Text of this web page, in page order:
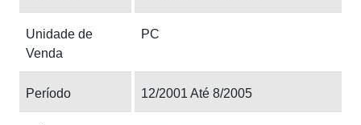
Unidade de
Venda
PC
Período 12/2001 Até 8/2005